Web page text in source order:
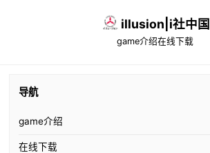
illusion|i社中国
game介绍在线下载
导航
game介绍
在线下载